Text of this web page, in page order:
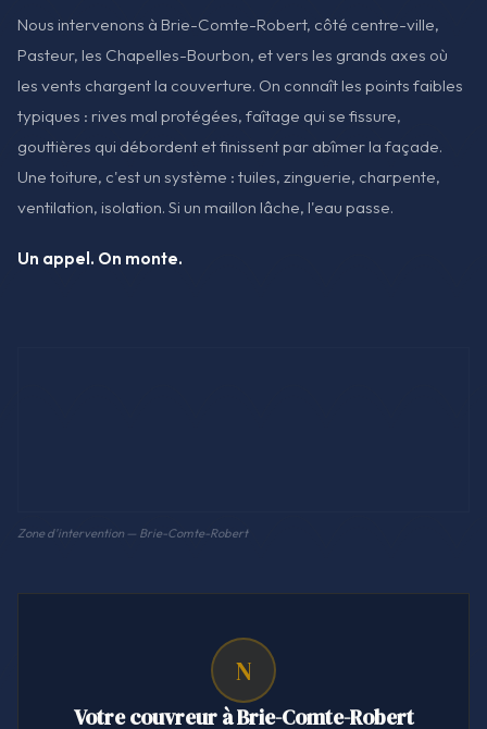
Nous intervenons à Brie-Comte-Robert, côté centre-ville,
Pasteur, les Chapelles-Bourbon, et vers les grands axes où
les vents chargent la couverture. On connaît les points faibles
typiques : rives mal protégées, faîtage qui se fissure,
gouttières qui débordent et finissent par abîmer la façade.
Une toiture, c'est un système : tuiles, zinguerie, charpente,
ventilation, isolation. Si un maillon lâche, l'eau passe.
Un appel. On monte.
Zone d'intervention — Brie-Comte-Robert
N
Votre couvreur à Brie-Comte-Robert